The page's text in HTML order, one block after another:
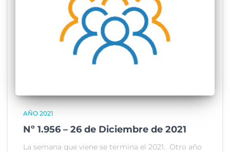
AÑO 2021
Nº 1.956 – 26 de Diciembre de 2021
La semana que viene se termina el 2021. Otro año